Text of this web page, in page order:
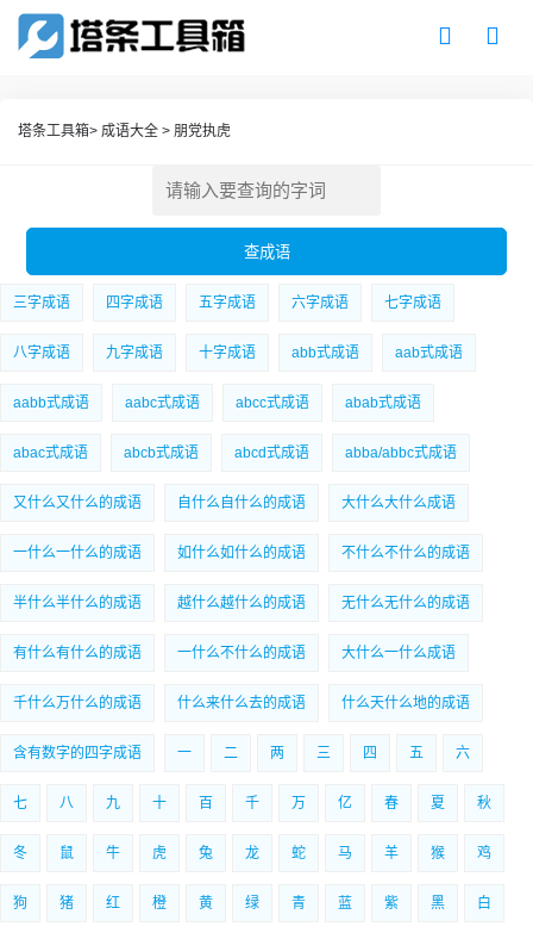
塔条工具箱> 成语大全 > 朋党执虎
三字成语 四字成语 五字成语 六字成语 七字成语
八字成语 九字成语 十字成语 abb式成语 aab式成语
aabb式成语 aabc式成语 abcc式成语 abab式成语
abac式成语 abcb式成语 abcd式成语 abba/abbc式成语
又什么又什么的成语 自什么自什么的成语 大什么大什么成语
一什么一什么的成语 如什么如什么的成语 不什么不什么的成语
半什么半什么的成语 越什么越什么的成语 无什么无什么的成语
有什么有什么的成语 一什么不什么的成语 大什么一什么成语
千什么万什么的成语 什么来什么去的成语 什么天什么地的成语
含有数字的四字成语 一 二 两 三 四 五 六
七 八 九 十 百 千 万 亿 春 夏 秋
冬 鼠 牛 虎 兔 龙 蛇 马 羊 猴 鸡
狗 猪 红 橙 黄 绿 青 蓝 紫 黑 白